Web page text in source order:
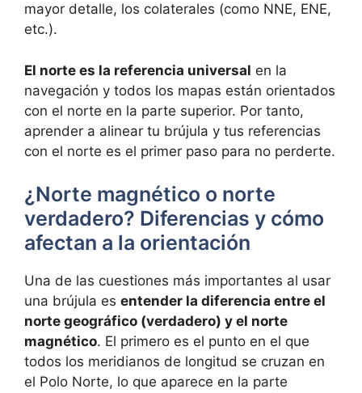
mayor detalle, los colaterales (como NNE, ENE,
etc.).
El norte es la referencia universal en la
navegación y todos los mapas están orientados
con el norte en la parte superior. Por tanto,
aprender a alinear tu brújula y tus referencias
con el norte es el primer paso para no perderte.
¿Norte magnético o norte
verdadero? Diferencias y cómo
afectan a la orientación
Una de las cuestiones más importantes al usar
una brújula es entender la diferencia entre el
norte geográfico (verdadero) y el norte
magnético. El primero es el punto en el que
todos los meridianos de longitud se cruzan en
el Polo Norte, lo que aparece en la parte